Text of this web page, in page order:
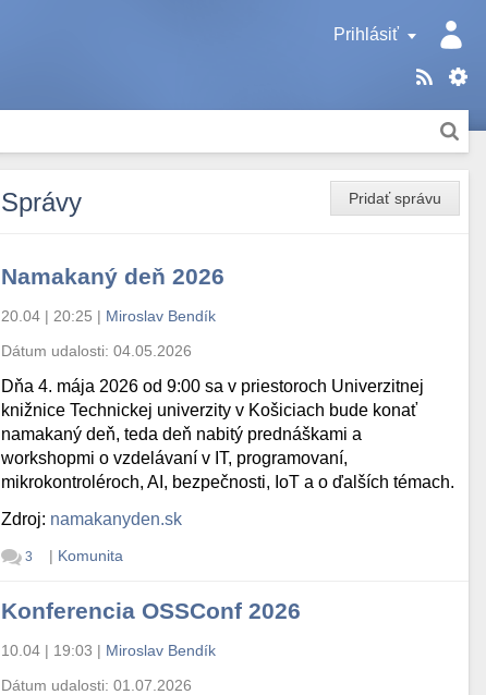
Prihlásiť
Pridať správu
Správy
Namakaný deň 2026
20.04 | 20:25 | Miroslav Bendík
Dátum udalosti:04.05.2026
Dňa 4. mája 2026 od 9:00 sa v priestoroch Univerzitnej
knižnice Technickej univerzity v Košiciach bude konať
namakaný deň, teda deň nabitý prednáškami a
workshopmi o vzdelávaní v IT, programovaní,
mikrokontroléroch, AI, bezpečnosti, IoT a o ďalších témach.
Zdroj: namakanyden.sk
3 | Komunita
Konferencia OSSConf 2026
10.04 | 19:03 | Miroslav Bendík
Dátum udalosti:01.07.2026